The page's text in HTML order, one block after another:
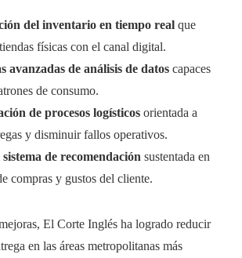
del inventario en tiempo real que
físicas con el canal digital.
avanzadas de análisis de datos capaces
de consumo.
de procesos logísticos orientada a
y disminuir fallos operativos.
de recomendación sustentada en
compras y gustos del cliente.
El Corte Inglés ha logrado reducir
en las áreas metropolitanas más